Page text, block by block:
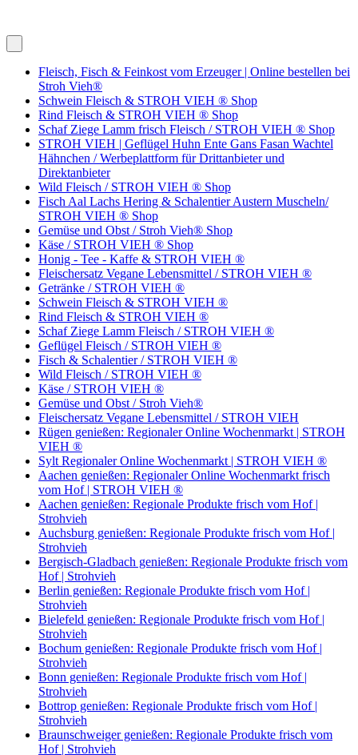
Fleisch, Fisch & Feinkost vom Erzeuger | Online bestellen bei
Stroh Vieh®
Schwein Fleisch & STROH VIEH ® Shop
Rind Fleisch & STROH VIEH ® Shop
Schaf Ziege Lamm frisch Fleisch / STROH VIEH ® Shop
STROH VIEH | Geflügel Huhn Ente Gans Fasan Wachtel
Hähnchen / Werbeplattform für Drittanbieter und
Direktanbieter
Wild Fleisch / STROH VIEH ® Shop
Fisch Aal Lachs Hering & Schalentier Austern Muscheln/
STROH VIEH ® Shop
Gemüse und Obst / Stroh Vieh® Shop
Käse / STROH VIEH ® Shop
Honig - Tee - Kaffe & STROH VIEH ®
Fleischersatz Vegane Lebensmittel / STROH VIEH ®
Getränke / STROH VIEH ®
Schwein Fleisch & STROH VIEH ®
Rind Fleisch & STROH VIEH ®
Schaf Ziege Lamm Fleisch / STROH VIEH ®
Geflügel Fleisch / STROH VIEH ®
Fisch & Schalentier / STROH VIEH ®
Wild Fleisch / STROH VIEH ®
Käse / STROH VIEH ®
Gemüse und Obst / Stroh Vieh®
Fleischersatz Vegane Lebensmittel / STROH VIEH
Rügen genießen: Regionaler Online Wochenmarkt | STROH
VIEH ®
Sylt Regionaler Online Wochenmarkt | STROH VIEH ®
Aachen genießen: Regionaler Online Wochenmarkt frisch
vom Hof | STROH VIEH ®
Aachen genießen: Regionale Produkte frisch vom Hof |
Strohvieh
Auchsburg genießen: Regionale Produkte frisch vom Hof |
Strohvieh
Bergisch-Gladbach genießen: Regionale Produkte frisch vom
Hof | Strohvieh
Berlin genießen: Regionale Produkte frisch vom Hof |
Strohvieh
Bielefeld genießen: Regionale Produkte frisch vom Hof |
Strohvieh
Bochum genießen: Regionale Produkte frisch vom Hof |
Strohvieh
Bonn genießen: Regionale Produkte frisch vom Hof |
Strohvieh
Bottrop genießen: Regionale Produkte frisch vom Hof |
Strohvieh
Braunschweiger genießen: Regionale Produkte frisch vom
Hof | Strohvieh